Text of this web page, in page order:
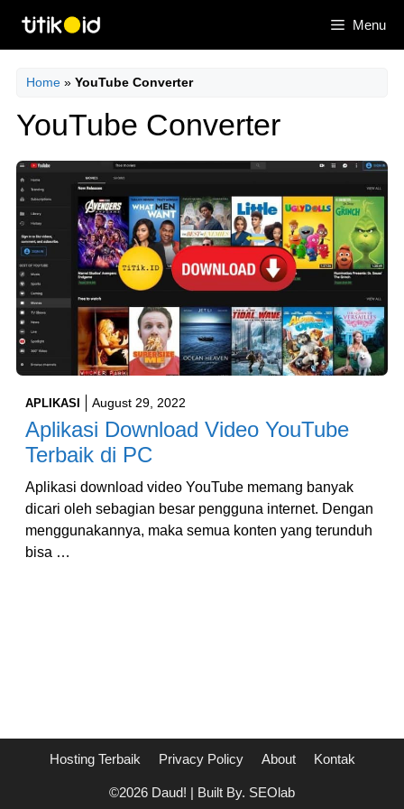
content
Menu
Home » YouTube Converter
YouTube Converter
APLIKASI August 29, 2022
Aplikasi Download Video YouTube
Terbaik di PC
Aplikasi download video YouTube memang banyak
dicari oleh sebagian besar pengguna internet. Dengan
menggunakannya, maka semua konten yang terunduh
bisa …
Hosting Terbaik Privacy Policy About Kontak
©2026 Daud! | Built By. SEOlab